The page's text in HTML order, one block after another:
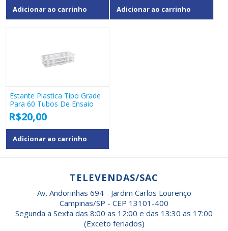
Adicionar ao carrinho Adicionar ao carrinho
Estante Plastica Tipo Grade
Para 60 Tubos De Ensaio
R$20,00
Adicionar ao carrinho
TELEVENDAS/SAC
Av. Andorinhas 694 - Jardim Carlos Lourenço
Campinas/SP - CEP 13101-400
Segunda a Sexta das 8:00 as 12:00 e das 13:30 as 17:00
(Exceto feriados)